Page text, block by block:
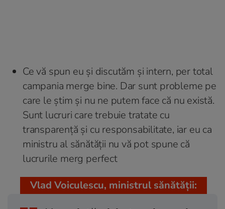
Ce vă spun eu și discutăm și intern, per total
campania merge bine. Dar sunt probleme pe
care le știm și nu ne putem face că nu există.
Sunt lucruri care trebuie tratate cu
transparență și cu responsabilitate, iar eu ca
ministru al sănătății nu vă pot spune că
lucrurile merg perfect
Vlad Voiculescu, ministrul sănătății: